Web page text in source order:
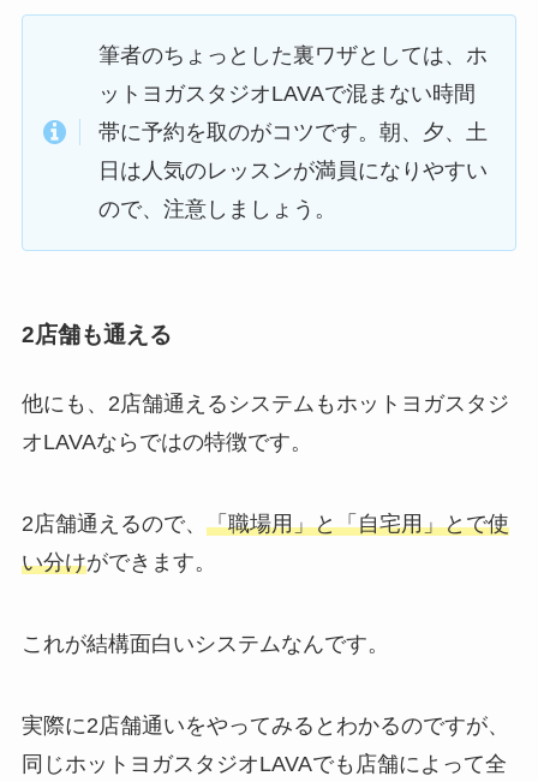
筆者のちょっとした裏ワザとしては、ホ
ットヨガスタジオLAVAで混まない時間
帯に予約を取のがコツです。朝、夕、土
日は人気のレッスンが満員になりやすい
ので、注意しましょう。
2店舗も通える
他にも、2店舗通えるシステムもホットヨガスタジ
オLAVAならではの特徴です。
2店舗通えるので、 「職場用」と「自宅用」とで使
い分けができます。
これが結構面白いシステムなんです。
実際に2店舗通いをやってみるとわかるのですが、
同じホットヨガスタジオLAVAでも店舗によって全